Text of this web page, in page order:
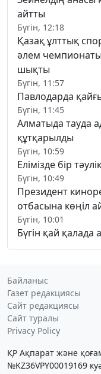
айтты
Бүгін, 12:18
Қазақ ұлттық
әлем
шықты
Бүгін, 11:57
Павлодарда
Бүгін, 11:45
Алматыда тауда
құтқарылды
Бүгін, 10:59
Елімізде бір
Бүгін, 10:49
Президент
отбасына көңіл
Бүгін, 10:01
Бүгін қай қалада
Байланыс
Газет редакциясы
Сайт редакциясы
Сайт туралы
Privacy Policy
ҚР Ақпарат және
№KZ36VPY00019169